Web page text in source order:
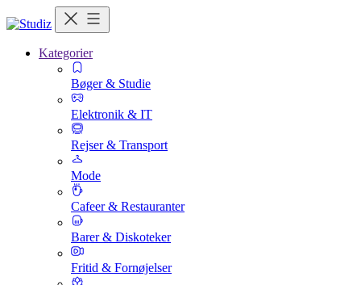
Kategorier
Bøger & Studie
Elektronik & IT
Rejser & Transport
Mode
Cafeer & Restauranter
Barer & Diskoteker
Fritid & Fornøjelser